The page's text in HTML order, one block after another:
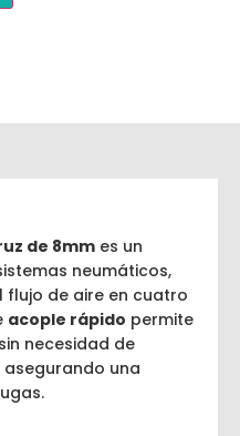
de 8mm es un
neumáticos,
flujo de aire en cuatro
acople rápido permite
necesidad de
una